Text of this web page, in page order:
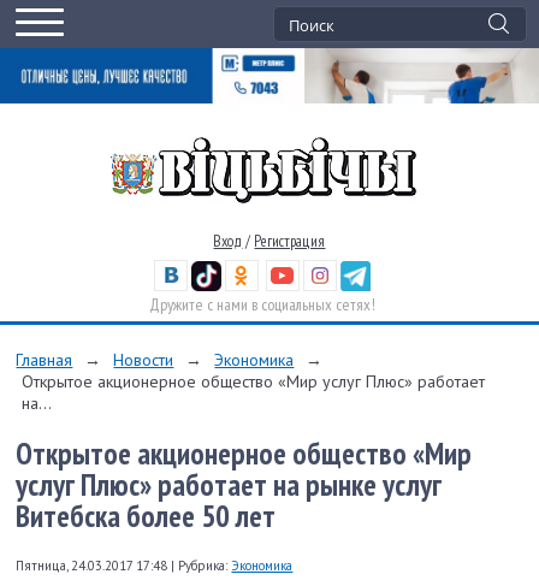
Вход / Регистрация
Дружите с нами в социальных сетях!
Главная → Новости → Экономика
→
Открытое акционерное общество «Мир услуг Плюс» работает
на...
Открытое акционерное общество «Мир
услуг Плюс» работает на рынке услуг
Витебска более 50 лет
Пятница, 24.03.2017 17:48 | Рубрика: Экономика